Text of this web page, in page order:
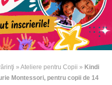
» Ateliere pentru Copii » Kindi
Montessori, pentru copii de 14